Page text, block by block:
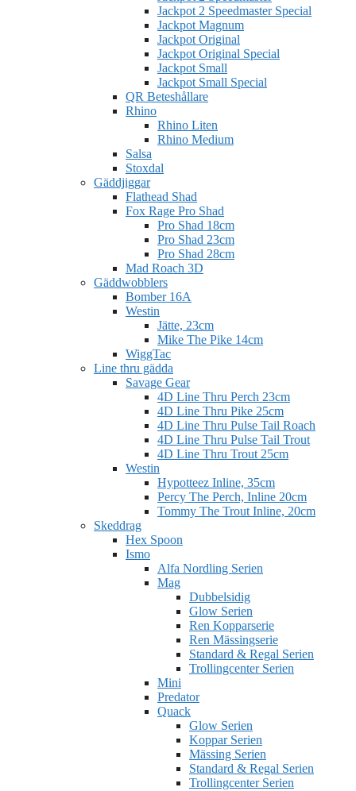
Jackpot 2 Speedmaster Special
Jackpot Magnum
Jackpot Original
Jackpot Original Special
Jackpot Small
Jackpot Small Special
QR Beteshållare
Rhino
Rhino Liten
Rhino Medium
Salsa
Stoxdal
Gäddjiggar
Flathead Shad
Fox Rage Pro Shad
Pro Shad 18cm
Pro Shad 23cm
Pro Shad 28cm
Mad Roach 3D
Gäddwobblers
Bomber 16A
Westin
Jätte, 23cm
Mike The Pike 14cm
WiggTac
Line thru gädda
Savage Gear
4D Line Thru Perch 23cm
4D Line Thru Pike 25cm
4D Line Thru Pulse Tail Roach
4D Line Thru Pulse Tail Trout
4D Line Thru Trout 25cm
Westin
Hypotteez Inline, 35cm
Percy The Perch, Inline 20cm
Tommy The Trout Inline, 20cm
Skeddrag
Hex Spoon
Ismo
Alfa Nordling Serien
Mag
Dubbelsidig
Glow Serien
Ren Kopparserie
Ren Mässingserie
Standard & Regal Serien
Trollingcenter Serien
Mini
Predator
Quack
Glow Serien
Koppar Serien
Mässing Serien
Standard & Regal Serien
Trollingcenter Serien